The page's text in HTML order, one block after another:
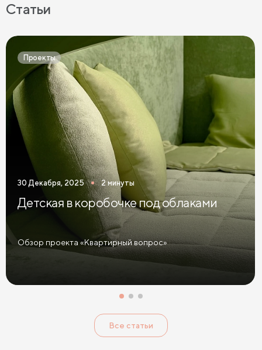
Статьи
Проекты
30 Декабря, 2025 2 минуты
Детская в коробочке под облаками
Обзор проекта «Квартирный вопрос»
Все статьи